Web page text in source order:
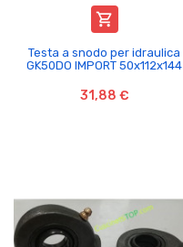

Testa a snodo per idraulica
GK50DO IMPORT 50x112x144
31,88 €